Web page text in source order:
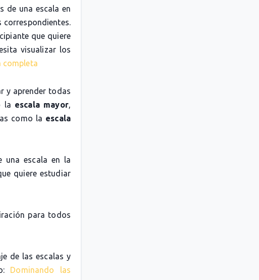
de una escala en
que quiere
visualizar los
completa
y aprender todas
la escala mayor,
como la escala
una escala en la
quiere estudiar
para todos
de las escalas y
Dominando las